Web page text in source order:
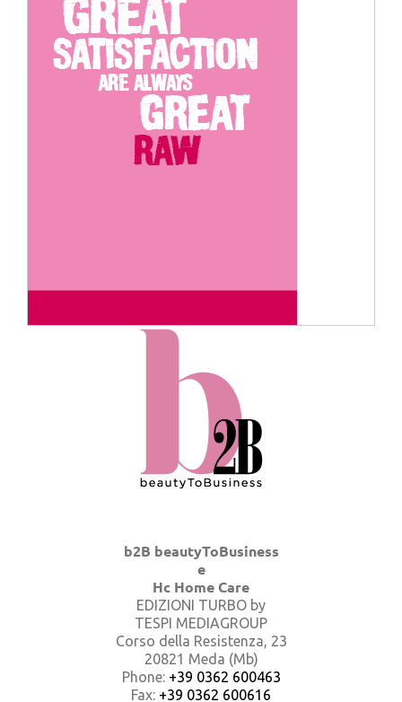
b2B beautyToBusiness
e
Hc Home Care
EDIZIONI TURBO by
TESPI MEDIAGROUP
Corso della Resistenza, 23
20821 Meda (Mb)
Phone: +39 0362 600463
Fax: +39 0362 600616